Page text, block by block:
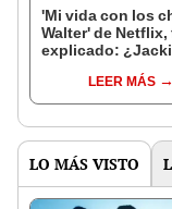
'Mi vida con los
Walter' de Netflix,
explicado:
LEER MÁS
LO MÁS VISTO